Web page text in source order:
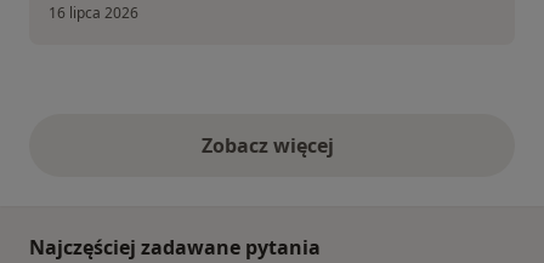
16 lipca 2026
Zobacz więcejopinie powyżej
Najczęściej zadawane pytania